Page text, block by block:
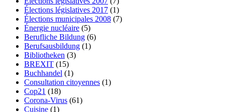
Élections législatives 2017 (1)
Élections municipales 2008 (7)
Énergie nucléaire (5)
Berufliche Bildung (6)
Berufsausbildung (1)
Bibliotheken (3)
BREXIT (15)
Buchhandel (1)
Consultation citoyennes (1)
Cop21 (18)
Corona-Virus (61)
Cuisine (1)